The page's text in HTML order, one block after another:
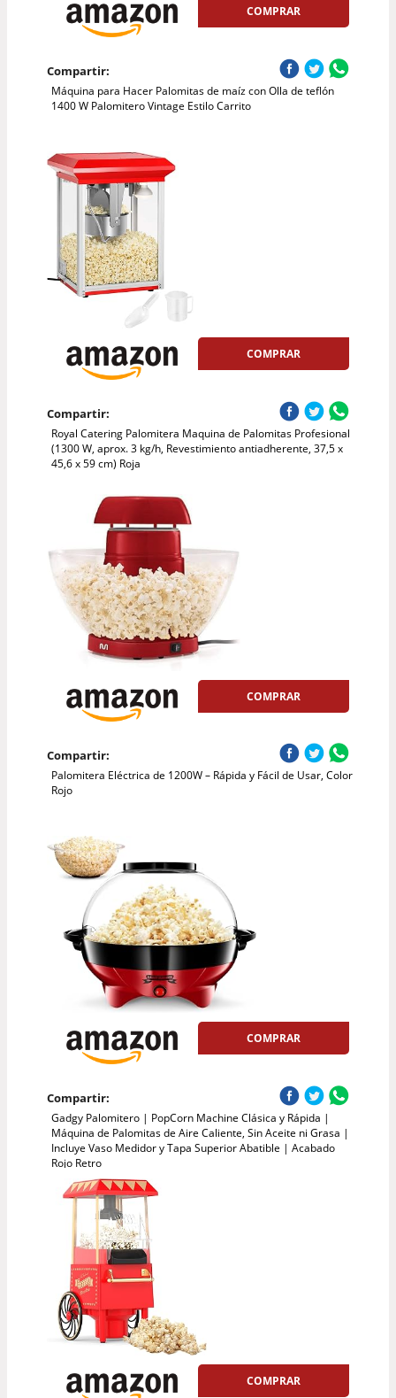
COMPRAR
Compartir:
Máquina para Hacer Palomitas de maíz con Olla de teflón
1400 W Palomitero Vintage Estilo Carrito
COMPRAR
Compartir:
Royal Catering Palomitera Maquina de Palomitas Profesional
(1300 W, aprox. 3 kg/h, Revestimiento antiadherente, 37,5 x
45,6 x 59 cm) Roja
COMPRAR
Compartir:
Palomitera Eléctrica de 1200W – Rápida y Fácil de Usar, Color
Rojo
COMPRAR
Compartir:
Gadgy Palomitero | PopCorn Machine Clásica y Rápida |
Máquina de Palomitas de Aire Caliente, Sin Aceite ni Grasa |
Incluye Vaso Medidor y Tapa Superior Abatible | Acabado
Rojo Retro
COMPRAR